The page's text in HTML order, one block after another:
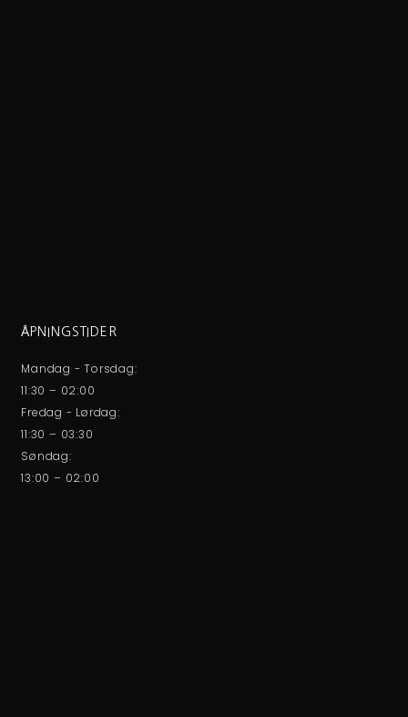
ÅPNINGSTIDER
Mandag - Torsdag:
11:30 – 02:00
Fredag - Lørdag:
11:30 – 03:30
Søndag:
13:00 – 02:00